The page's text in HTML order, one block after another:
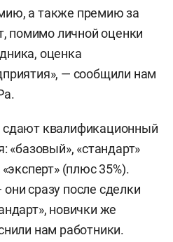
а также премию за
помимо личной оценки
оценка
— сообщили нам
квалификационный
«базовый», «стандарт»
(плюс 35%).
сразу после сделки
новички же
нам работники.